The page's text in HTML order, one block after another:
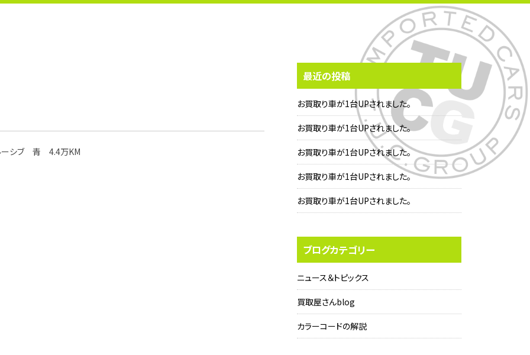
ーシブ 青 4.4万KM
最近の投稿
お買取り車が1台UPされました。
お買取り車が1台UPされました。
お買取り車が1台UPされました。
お買取り車が1台UPされました。
お買取り車が1台UPされました。
ブログカテゴリー
ニュース＆トピックス
買取屋さんblog
カラーコードの解説